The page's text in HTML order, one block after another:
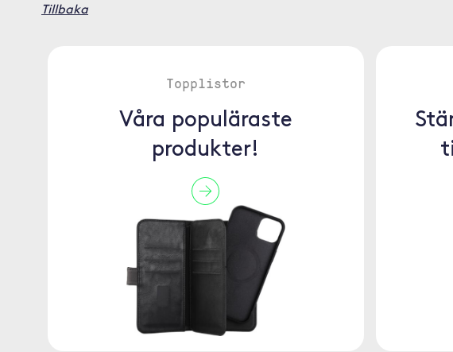
Tillbaka
Topplistor
Våra populäraste
produkter!